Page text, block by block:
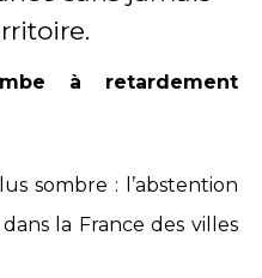
à retardement
sombre : l’abstention
la France des villes